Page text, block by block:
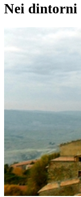
Nei dintorni